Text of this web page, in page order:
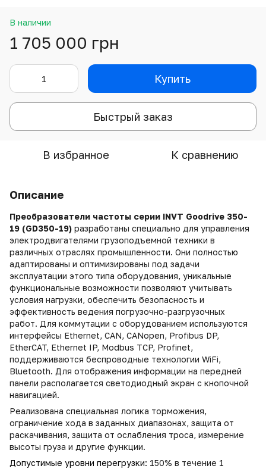
В наличии
1 705 000 грн
Купить
Быстрый заказ
В избранное К сравнению
Описание
Преобразователи частоты серии INVT Goodrive 350-
19 (GD350-19) разработаны специально для управления
электродвигателями грузоподъемной техники в
различных отраслях промышленности. Они полностью
адаптированы и оптимизированы под задачи
эксплуатации этого типа оборудования, уникальные
функциональные возможности позволяют учитывать
условия нагрузки, обеспечить безопасность и
эффективность ведения погрузочно-разгрузочных
работ. Для коммутации с оборудованием используются
интерфейсы Ethernet, CAN, CANopen, Profibus DP,
EtherCAT, Ethernet IP, Modbus TCP, Profinet,
поддерживаются беспроводные технологии WiFi,
Bluetooth. Для отображения информации на передней
панели располагается светодиодный экран с кнопочной
навигацией.
Реализована специальная логика торможения,
ограничение хода в заданных диапазонах, защита от
раскачивания, защита от ослабления троса, измерение
высоты груза и другие функции.
Допустимые уровни перегрузки: 150% в течение 1